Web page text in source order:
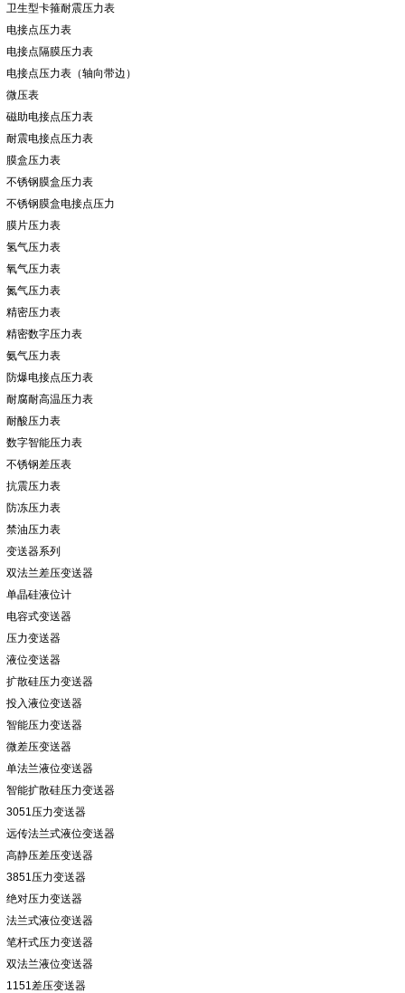
卫生型卡箍耐震压力表
电接点压力表
电接点隔膜压力表
电接点压力表（轴向带边）
微压表
磁助电接点压力表
耐震电接点压力表
膜盒压力表
不锈钢膜盒压力表
不锈钢膜盒电接点压力
膜片压力表
氢气压力表
氧气压力表
氮气压力表
精密压力表
精密数字压力表
氨气压力表
防爆电接点压力表
耐腐耐高温压力表
耐酸压力表
数字智能压力表
不锈钢差压表
抗震压力表
防冻压力表
禁油压力表
变送器系列
双法兰差压变送器
单晶硅液位计
电容式变送器
压力变送器
液位变送器
扩散硅压力变送器
投入液位变送器
智能压力变送器
微差压变送器
单法兰液位变送器
智能扩散硅压力变送器
3051压力变送器
远传法兰式液位变送器
高静压差压变送器
3851压力变送器
绝对压力变送器
法兰式液位变送器
笔杆式压力变送器
双法兰液位变送器
1151差压变送器